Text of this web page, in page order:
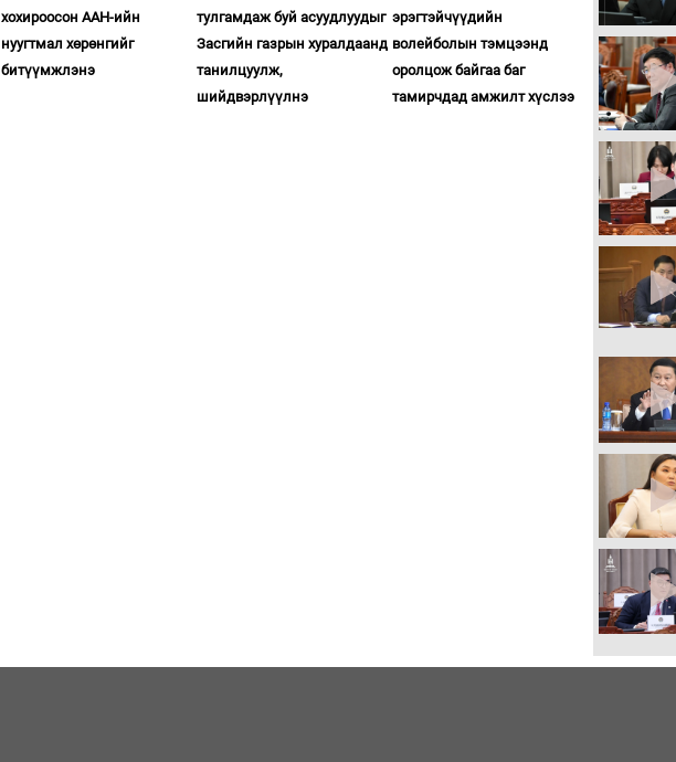
хохироосон ААН-ийн
нуугтмал хөрөнгийг
битүүмжлэнэ
тулгамдаж буй асуудлуудыг
Засгийн газрын хуралдаанд
танилцуулж,
шийдвэрлүүлнэ
эрэгтэйчүүдийн
волейболын тэмцээнд
оролцож байгаа баг
тамирчдад амжилт хүслээ